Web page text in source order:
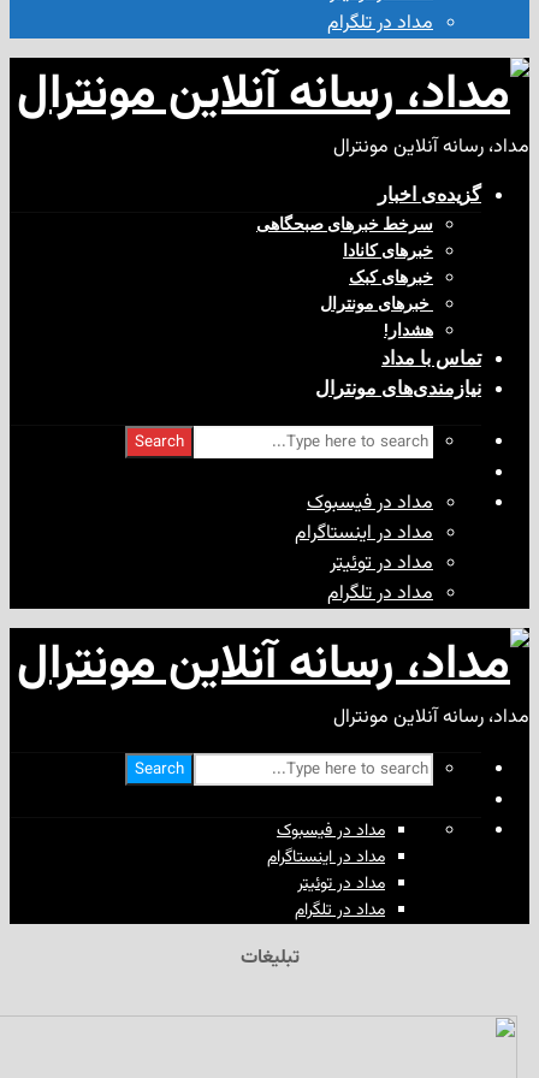
مداد در تلگرام
مونترال
اخبار
سرخط خبرهای صبحگاهی
خبرهای کانادا
خبرهای کبک
‌ خبرهای مونترال
مداد
مونترال
Search
مداد در فیسبوک
مداد در اینستاگرام
مداد در توئیتر
مداد در تلگرام
مونترال
Search
مداد در فیسبوک
مداد در اینستاگرام
مداد در توئیتر
مداد در تلگرام